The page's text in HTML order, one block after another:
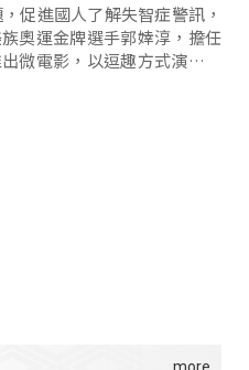
促進國人了解失智症警訊，
奧運金牌選手郭婞淳，擔任
微電影，以逗趣方式演出，
，是否具有...。